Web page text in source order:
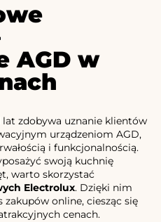
AGD w
zdobywa uznanie klientów
urządzeniom AGD,
i funkcjonalnością.
swoją kuchnię
warto skorzystać
Electrolux. Dzięki nim
zakupów online, ciesząc się
cenach.